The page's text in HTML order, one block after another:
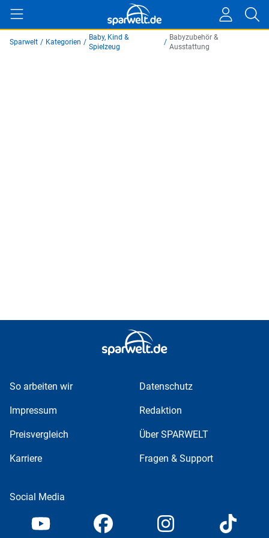
Sparwelt / Kategorien /
Baby, Kind &
Spielzeug
/
Babyzubehör &
Ausstattung
So arbeiten wir Datenschutz
Impressum Redaktion
Preisvergleich Über SPARWELT
Karriere Fragen & Support
Social Media